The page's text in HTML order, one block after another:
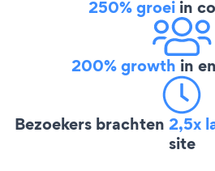
250% groei in
200% growth in
Bezoekers brachten 2,5x
site